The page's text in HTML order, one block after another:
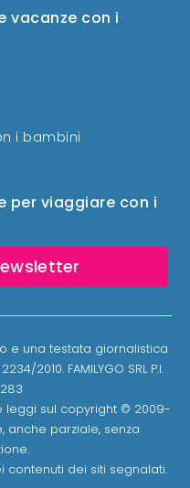
per viaggiare con i
vacanze con i
i bambini
e una testata giornalistica
2010. FAMILYGO SRL P.I.
leggi sul copyright © 2009-
anche parziale, senza
contenuti dei siti segnalati.